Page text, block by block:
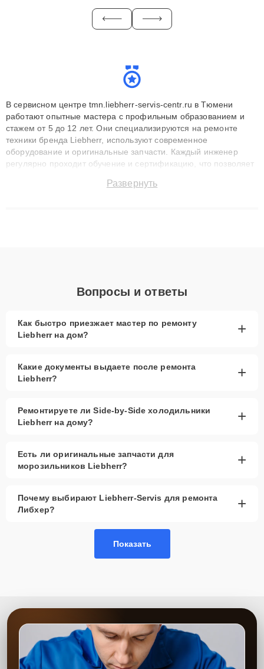
В сервисном центре tmn.liebherr-servis-centr.ru в Тюмени
работают опытные мастера с профильным образованием и
стажем от 5 до 12 лет. Они специализируются на ремонте
техники бренда Liebherr, используют современное
оборудование и оригинальные запчасти. Каждый инженер
регулярно проходит обучение и сертификацию, что позволяет
технику с сохранением гарантии до 3 лет. Наши мастера
Развернуть
Вопросы и ответы
Как быстро приезжает мастер по ремонту
Liebherr на дом?
+
Какие документы выдаете после ремонта
Liebherr?
+
Ремонтируете ли Side-by-Side холодильники
Liebherr на дому?
+
Есть ли оригинальные запчасти для
морозильников Liebherr?
+
Почему выбирают Liebherr-Servis для ремонта
Либхер?
+
Показать